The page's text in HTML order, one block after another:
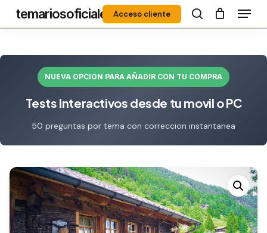
content
temariosoficiales
Acceso cliente
search
Menú
NUEVA OPCION PARA AÑADIR CON TU COMPRA
Tests Interactivos desde tu movil o PC
50 preguntas por tema con correccion instantanea